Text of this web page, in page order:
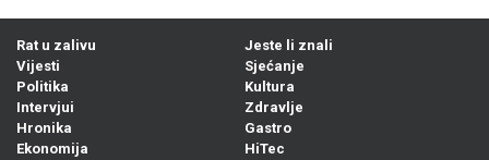
Rat u zalivu
Vijesti
Politika
Intervjui
Hronika
Ekonomija
Jeste li znali
Sjećanje
Kultura
Zdravlje
Gastro
HiTec